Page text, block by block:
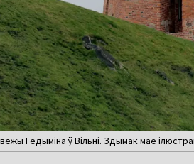
Гедыміна ў Вільні. Здымак мае